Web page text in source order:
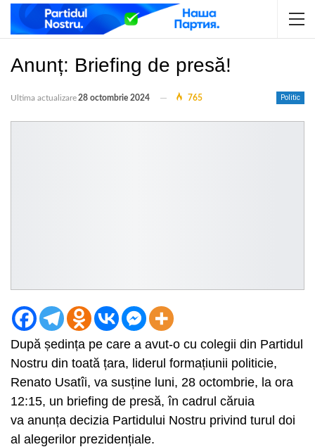
Anunț: Briefing de presă!
Politic
Ultima actualizare28 octombrie 2024 765
După ședința pe care a avut-o cu colegii din Partidul
Nostru din toată țara, liderul formațiunii politicie,
Renato Usatîi, va susține luni, 28 octombrie, la ora
12:15, un briefing de presă, în cadrul căruia
va anunța decizia Partidului Nostru privind turul doi
al alegerilor prezidențiale.